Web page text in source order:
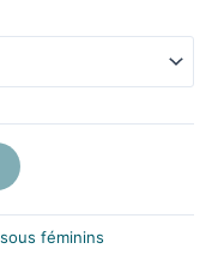
féminins